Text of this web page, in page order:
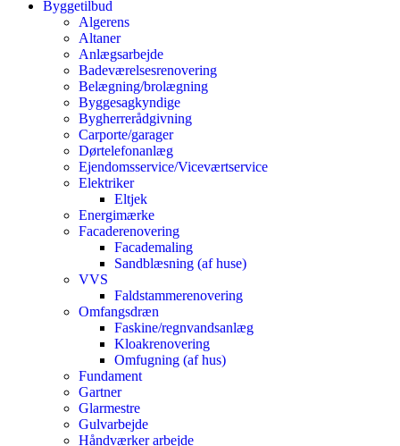
Byggetilbud
Algerens
Altaner
Anlægsarbejde
Badeværelsesrenovering
Belægning/brolægning
Byggesagkyndige
Bygherrerådgivning
Carporte/garager
Dørtelefonanlæg
Ejendomsservice/Viceværtservice
Elektriker
Eltjek
Energimærke
Facaderenovering
Facademaling
Sandblæsning (af huse)
VVS
Faldstammerenovering
Omfangsdræn
Faskine/regnvandsanlæg
Kloakrenovering
Omfugning (af hus)
Fundament
Gartner
Glarmestre
Gulvarbejde
Håndværker arbejde